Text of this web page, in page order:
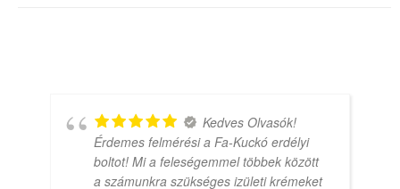
Kedves Olvasók!
Érdemes felmérési a Fa-Kuckó erdélyi
boltot! Mi a feleségemmel többek között
a számunkra szükséges izületi krémeket